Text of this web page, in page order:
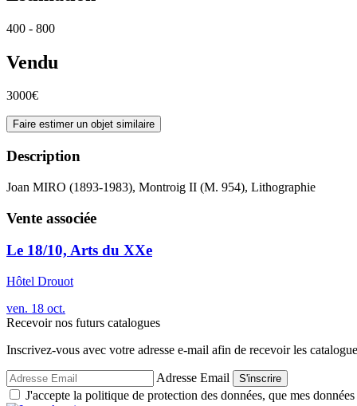
400 - 800
Vendu
3000€
Faire estimer un objet similaire
Description
Joan MIRO (1893-1983), Montroig II (M. 954), Lithographie
Vente associée
Le 18/10, Arts du XXe
Hôtel Drouot
ven. 18 oct.
Recevoir nos futurs catalogues
Inscrivez-vous avec votre adresse e-mail afin de recevoir les
Adresse Email S'inscrire
J'accepte la politique de protection des données, que mes